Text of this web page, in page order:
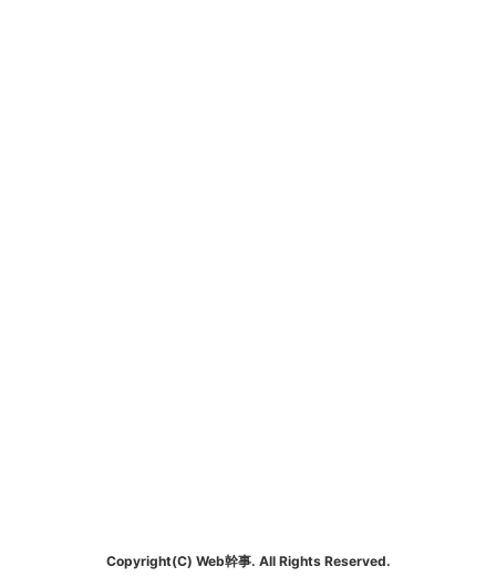
Copyright(C) Web幹事. All Rights Reserved.